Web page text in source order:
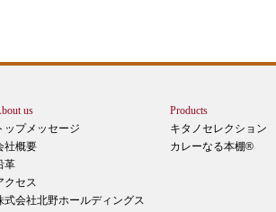
で
は
カー
しま
マ
のピ
us
ップメッセージ
社概要
革
クセス
式会社北野ホールディングス
Products
キタノセレクション
カレーなる本棚®